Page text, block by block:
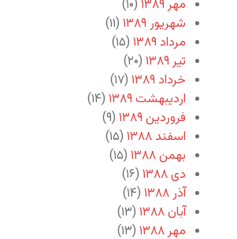
مهر ۱۳۸۹
(۱۰)
شهریور ۱۳۸۹
(۱۱)
مرداد ۱۳۸۹
(۱۵)
تیر ۱۳۸۹
(۲۰)
خرداد ۱۳۸۹
(۱۷)
اردیبهشت ۱۳۸۹
(۱۴)
فروردین ۱۳۸۹
(۹)
اسفند ۱۳۸۸
(۱۵)
بهمن ۱۳۸۸
(۱۵)
دی ۱۳۸۸
(۱۶)
آذر ۱۳۸۸
(۱۴)
آبان ۱۳۸۸
(۱۳)
مهر ۱۳۸۸
(۱۳)